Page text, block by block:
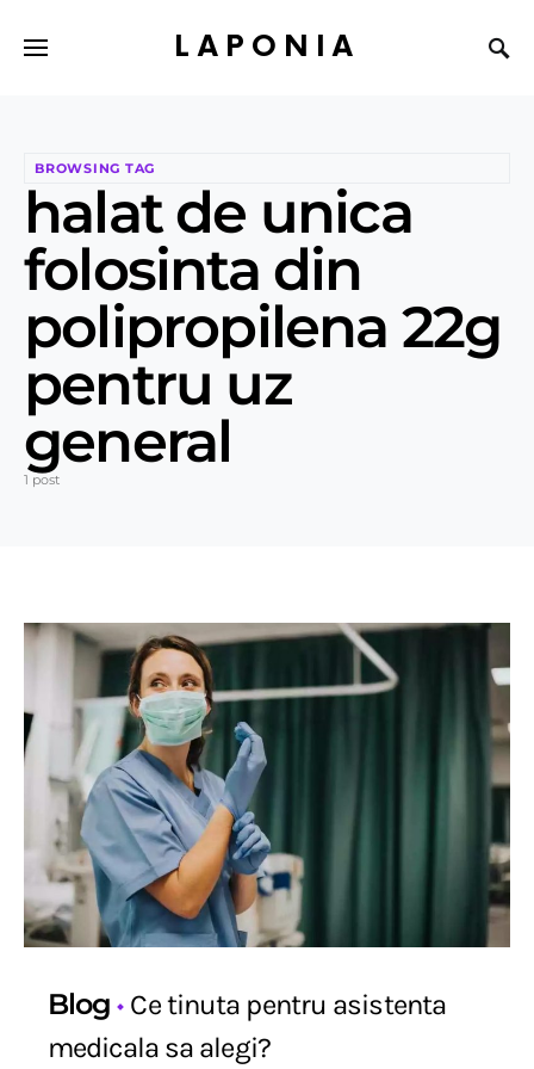
LAPONIA
BROWSING TAG
halat de unica
folosinta din
polipropilena 22g
pentru uz
general
1 post
Blog
Ce tinuta pentru asistenta
medicala sa alegi?